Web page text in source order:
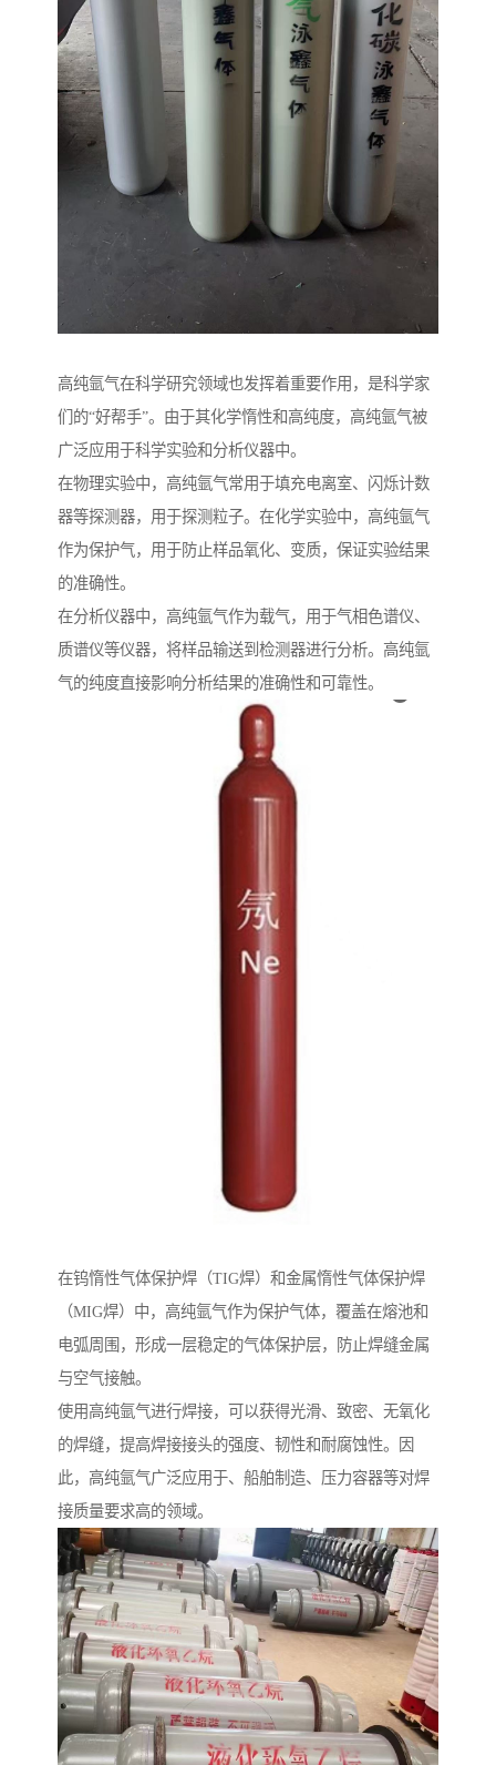
高纯氩气在科学研究领域也发挥着重要作用，是科学家
们的“好帮手”。由于其化学惰性和高纯度，高纯氩气被
广泛应用于科学实验和分析仪器中。
在物理实验中，高纯氩气常用于填充电离室、闪烁计数
器等探测器，用于探测粒子。在化学实验中，高纯氩气
作为保护气，用于防止样品氧化、变质，保证实验结果
的准确性。
在分析仪器中，高纯氩气作为载气，用于气相色谱仪、
质谱仪等仪器，将样品输送到检测器进行分析。高纯氩
气的纯度直接影响分析结果的准确性和可靠性。
在钨惰性气体保护焊（TIG焊）和金属惰性气体保护焊
（MIG焊）中，高纯氩气作为保护气体，覆盖在熔池和
电弧周围，形成一层稳定的气体保护层，防止焊缝金属
与空气接触。
使用高纯氩气进行焊接，可以获得光滑、致密、无氧化
的焊缝，提高焊接接头的强度、韧性和耐腐蚀性。因
此，高纯氩气广泛应用于、船舶制造、压力容器等对焊
接质量要求高的领域。